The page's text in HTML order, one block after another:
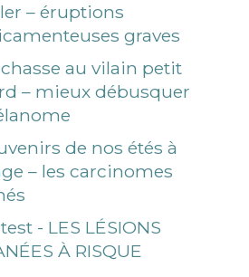
– éruptions
graves
chasse au vilain petit
– mieux débusquer
de nos étés à
– les carcinomes
- LES LÉSIONS
À RISQUE